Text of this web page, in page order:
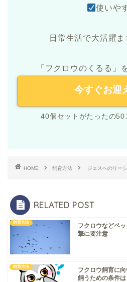
使いや
日常生活で大活躍ま
「フクロウのくるる」
今すぐお迎
40個セットがたったの50
HOME 飼育方法 ジェスへのリー
RELATED POST
飼育方法
フクロウなどペ
撃に要注意
飼育方法
フクロウ飼育に
飼うための条件は